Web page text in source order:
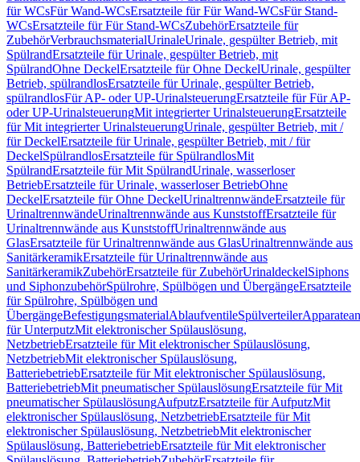
für WCsFür Wand-WCsErsatzteile für Für Wand-WCsFür Stand-
WCsErsatzteile für Für Stand-WCsZubehörErsatzteile für
ZubehörVerbrauchsmaterialUrinaleUrinale, gespülter Betrieb, mit
SpülrandErsatzteile für Urinale, gespülter Betrieb, mit
SpülrandOhne DeckelErsatzteile für Ohne DeckelUrinale, gespülter
Betrieb, spülrandlosErsatzteile für Urinale, gespülter Betrieb,
spülrandlosFür AP- oder UP-UrinalsteuerungErsatzteile für Für AP-
oder UP-UrinalsteuerungMit integrierter UrinalsteuerungErsatzteile
für Mit integrierter UrinalsteuerungUrinale, gespülter Betrieb, mit /
für DeckelErsatzteile für Urinale, gespülter Betrieb, mit / für
DeckelSpülrandlosErsatzteile für SpülrandlosMit
SpülrandErsatzteile für Mit SpülrandUrinale, wasserloser
BetriebErsatzteile für Urinale, wasserloser BetriebOhne
DeckelErsatzteile für Ohne DeckelUrinaltrennwändeErsatzteile für
UrinaltrennwändeUrinaltrennwände aus KunststoffErsatzteile für
Urinaltrennwände aus KunststoffUrinaltrennwände aus
GlasErsatzteile für Urinaltrennwände aus GlasUrinaltrennwände aus
SanitärkeramikErsatzteile für Urinaltrennwände aus
SanitärkeramikZubehörErsatzteile für ZubehörUrinaldeckelSiphons
und SiphonzubehörSpülrohre, Spülbögen und ÜbergängeErsatzteile
für Spülrohre, Spülbögen und
ÜbergängeBefestigungsmaterialAblaufventileSpülverteiler
für UnterputzMit elektronischer Spülauslösung,
NetzbetriebErsatzteile für Mit elektronischer Spülauslösung,
NetzbetriebMit elektronischer Spülauslösung,
BatteriebetriebErsatzteile für Mit elektronischer Spülauslösung,
BatteriebetriebMit pneumatischer SpülauslösungErsatzteile für Mit
pneumatischer SpülauslösungAufputzErsatzteile für AufputzMit
elektronischer Spülauslösung, NetzbetriebErsatzteile für Mit
elektronischer Spülauslösung, NetzbetriebMit elektronischer
Spülauslösung, BatteriebetriebErsatzteile für Mit elektronischer